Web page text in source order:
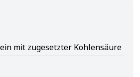
mit zugesetzter Kohlensäure